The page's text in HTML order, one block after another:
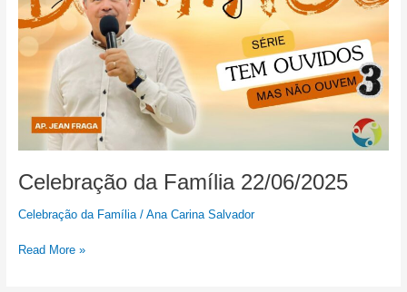
Celebração da Família 22/06/2025
Celebração da Família /Ana Carina Salvador
22/06/2025
Read More »